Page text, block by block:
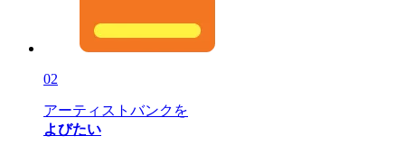
02
アーティストバンクを
よびたい